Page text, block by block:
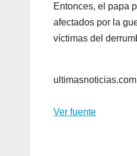
Entonces, el papa
afectados por la
víctimas del
Ver fuente